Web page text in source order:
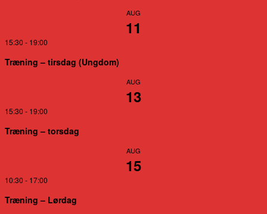
AUG
11
15:30 - 19:00
Træning – tirsdag (Ungdom)
AUG
13
15:30 - 19:00
Træning – torsdag
AUG
15
10:30 - 17:00
Træning – Lørdag